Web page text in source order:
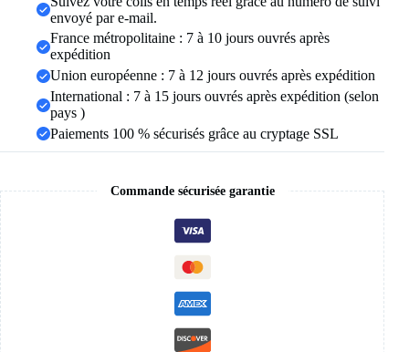
l'hiver,
vêtements
nuit
envoyé par e-mail.
France métropolitaine : 7 à 10 jours ouvrés après
expédition
Union européenne : 7 à 12 jours ouvrés après expédition
International : 7 à 15 jours ouvrés après expédition (selon
pays )
Paiements 100 % sécurisés grâce au cryptage SSL
Commande sécurisée garantie